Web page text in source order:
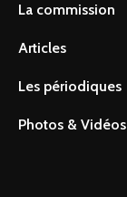
La commission
Articles
Les périodiques
Photos & Vidéos